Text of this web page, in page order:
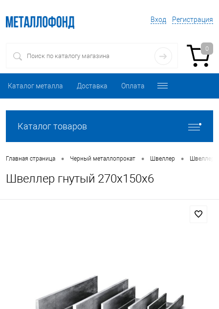
Вход Регистрация
0
Каталог металла Доставка Оплата
Каталог товаров
Главная страница • Черный металлопрокат • Швеллер • Швеллер
Швеллер гнутый 270х150х6